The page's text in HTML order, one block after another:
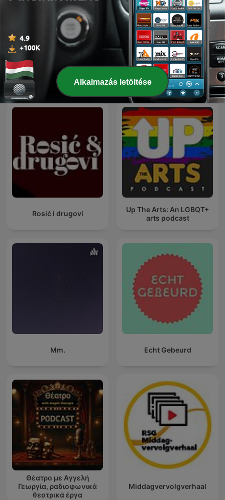
Alla Radice
Nemzetközi Művészetek podcastok
Rosić i drugovi
Up The Arts: An LGBQT+
arts podcast
Mm. Echt Gebeurd
Θέατρο με Αγγελή
Γεωργία, ραδιοφωνικά
θεατρικά έργα
Middagvervolgverhaal
Alkalmazás letöltése